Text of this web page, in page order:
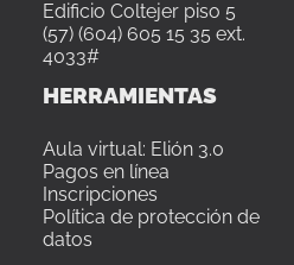
Edificio Coltejer piso 5
(57) (604) 605 15 35 ext.
4033#
HERRAMIENTAS
Aula virtual: Elión 3.0
Pagos en línea
Inscripciones
Política de protección de
datos